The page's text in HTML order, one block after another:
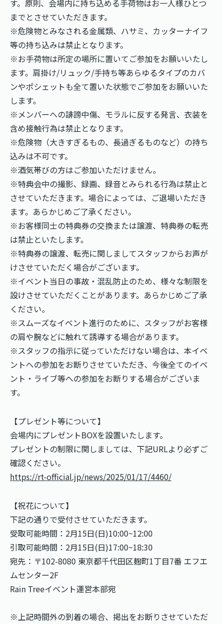
す。原則、会場内に持ち込める手荷物はお一人様ひとつ
までとさせていただきます。
※危険物とみなされる金属類、ハサミ、カッターナイフ
等の持ち込みは禁止となります。
※お手荷物は所定の場所に置いてご参加をお願いいたし
ます。肩掛け/リュック/手持ち等あらゆるタイプのカバ
ンやポシェットも全て置いた状態でご参加をお願いいた
します。
※メンバーへの誹謗中傷、モラルに反する発言、衣装を
含め接触行為は禁止となります。
※危険物（大きすぎるもの、長過ぎるものなど）の持ち
込みは不可です。
※酒気帯びの方はご参加いただけません。
※特典会中の撮影、録画、録音とみられる行為は禁止と
させていただきます。場合によっては、ご退場いただき
ます。あらかじめご了承ください。
※お客様同士の特典券の交換または譲渡、特典券の転売
は禁止といたします。
※特典券の譲渡、転売に関しましてスタッフからお声が
けさせていただく場合がございます。
※イベント当日の事故・混乱防止のため、様々な制限を
設けさせていただくことがあります。あらかじめご了承
ください。
※スムーズなイベント進行のために、スタッフがお客様
の肩や腕などに触れて誘導する場合があります。
※スタッフの指示に従っていただけない場合は、本イベ
ントへの参加をお断りさせていただき、今後全てのイベ
ント・ライブ等への参加をお断りする場合がございま
す。
【プレゼント等について】
会場内にプレゼントBOXを設置いたします。
プレゼントの制限に関しましては、下記URLより必ずご
確認ください。
https://rt-official.jp/news/2025/01/17/4460/
【祝花について】
下記の通りで受付させていただきます。
受取可能時間：2月15日(日)10:00~12:00
引取可能時間：2月15日(日)17:00~18:30
宛先：〒102-8080 東京都千代⽥区麹町1丁目7番 エフエ
ムセンター2F
Rain Treeイベント運営本部宛
※上記時間外の到着の場合、掲出をお断りさせていただ